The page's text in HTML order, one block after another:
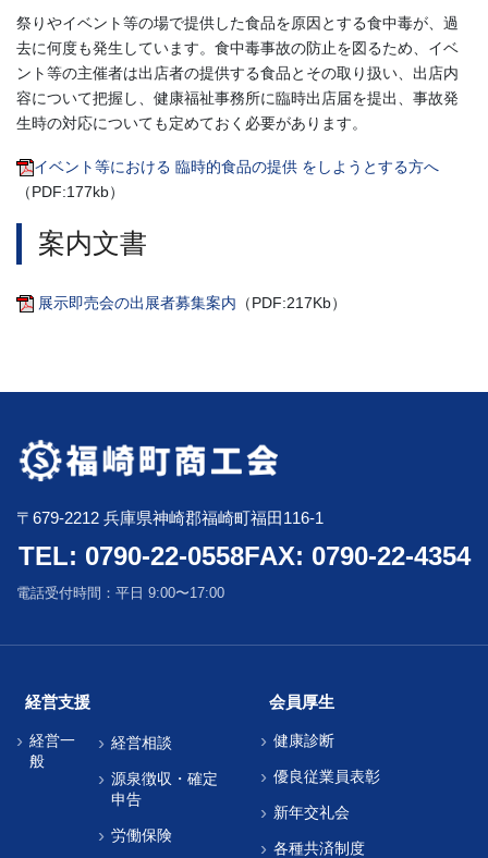
祭りやイベント等の場で提供した食品を原因とする食中毒が、過
去に何度も発生しています。食中毒事故の防止を図るため、イベ
ント等の主催者は出店者の提供する食品とその取り扱い、出店内
容について把握し、健康福祉事務所に臨時出店届を提出、事故発
生時の対応についても定めておく必要があります。
イベント等における 臨時的食品の提供 をしようとする方へ
（PDF:177kb）
案内文書
展示即売会の出展者募集案内 （PDF:217Kb）
〒679-2212 兵庫県神崎郡福崎町福田116-1
TEL: 0790-22-0558FAX: 0790-22-4354
電話受付時間：平日 9:00〜17:00
経営支援
経営一
般
経営相談
源泉徴収・確定
申告
労働保険
会員厚生
健康診断
優良従業員表彰
新年交礼会
各種共済制度